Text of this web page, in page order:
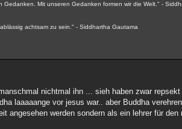
Mit unseren Gedanken formen wir die Welt." -
achtsam zu sein." - Siddhartha Gautama
nichtmal ihn ... sieh haben zwar
laaaaange vor jesus war.. aber Buddha
angesehen werden sondern als ein lehrer für